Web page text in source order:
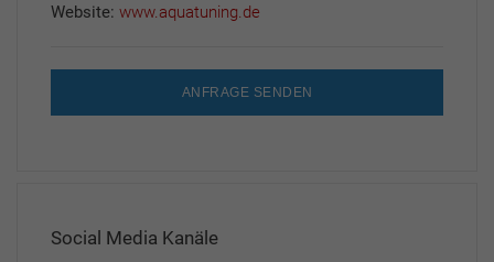
Website: www.aquatuning.de
ANFRAGE SENDEN
Social Media Kanäle